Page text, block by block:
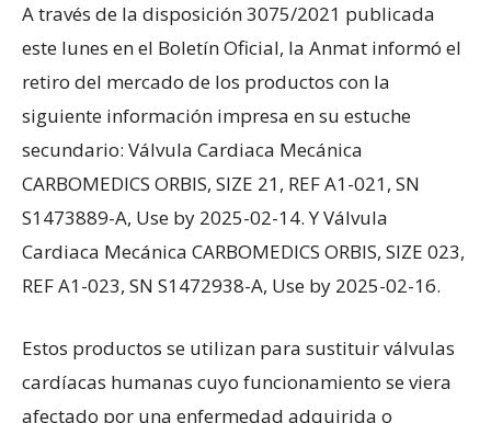
A través de la disposición 3075/2021 publicada
este lunes en el Boletín Oficial, la Anmat informó el
retiro del mercado de los productos con la
siguiente información impresa en su estuche
secundario: Válvula Cardiaca Mecánica
CARBOMEDICS ORBIS, SIZE 21, REF A1-021, SN
S1473889-A, Use by 2025-02-14. Y Válvula
Cardiaca Mecánica CARBOMEDICS ORBIS, SIZE 023,
REF A1-023, SN S1472938-A, Use by 2025-02-16.
Estos productos se utilizan para sustituir válvulas
cardíacas humanas cuyo funcionamiento se viera
afectado por una enfermedad adquirida o